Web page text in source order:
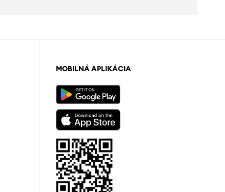
MOBILNÁ APLIKÁCIA